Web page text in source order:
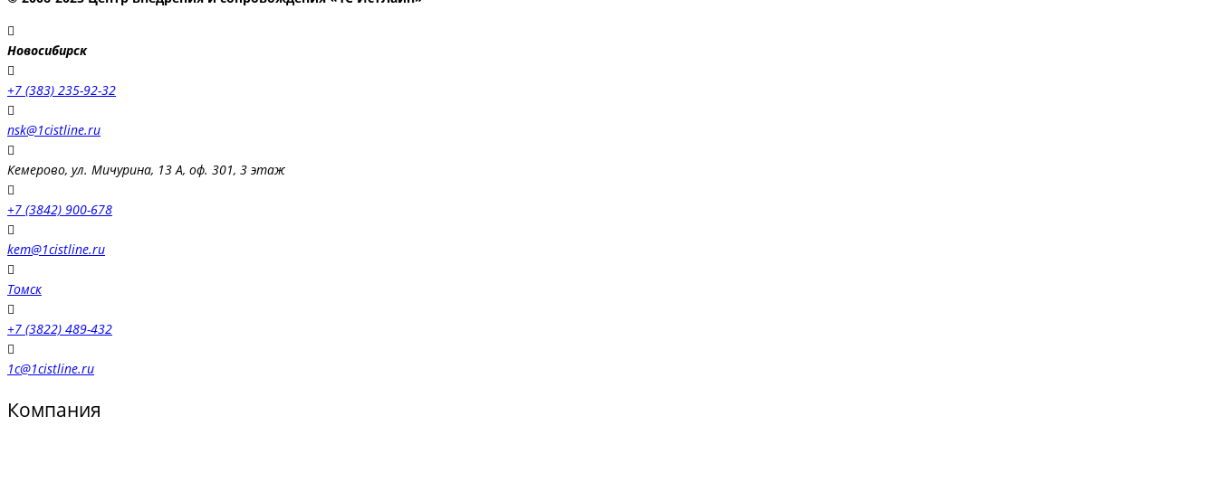
Новосибирск
+7 (383) 235-92-32
nsk@1cistline.ru
Кемерово, ул. Мичурина, 13 А, оф. 301, 3 этаж
+7 (3842) 900-678
kem@1cistline.ru
Томск
+7 (3822) 489-432
1c@1cistline.ru
Компания